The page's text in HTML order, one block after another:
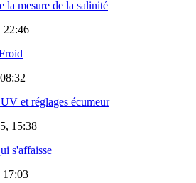
la mesure de la salinité
22:46
et réglages écumeur
15:38
s'affaisse
17:03